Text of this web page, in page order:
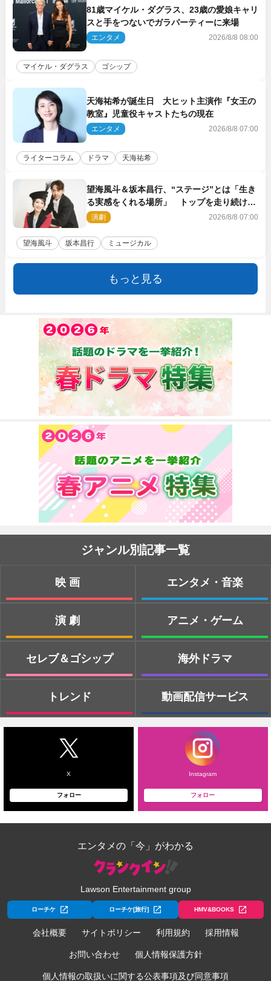
81歳マイケル・ダグラス、23歳の愛娘キャリ
スと手をつないでガラパーティーに来場
エンタメ 2026/8/8 08:00
マイケル・ダグラス ゴシップ
天海祐希が誕生日 大ヒット主演作『女王の
教室』児童役キャストたちの現在
エンタメ 2026/8/8 07:00
ライターコラム ドラマ 天海祐希
望海風斗＆坂本昌行、“ステージ”とは「生き
る実感をくれる場所」 トップを走り続ける
原動力を語る
演劇 2026/8/8 07:00
望海風斗 坂本昌行 ミュージカル
もっと見る
ジャンル別記事一覧
映画
演劇
セレブ＆ゴシップ
トレンド
エンタメ・音楽
アニメ・ゲーム
海外ドラマ
動画配信サービス
X
フォロー
Instagram
フォロー
エンタメの「今」がわかる
Lawson Entertainment group
ローチケ ローチケ[旅行] HMV&BOOKS
会社概要 サイトポリシー 利用規約 採用情報
お問い合わせ 個人情報保護方針
個人情報の取扱いに関する公表事項及び同意事項